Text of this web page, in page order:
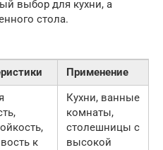
выбор для кухни, а
стола.
Применение
к
Кухни, ванные
комнаты,
столешницы с
высокой